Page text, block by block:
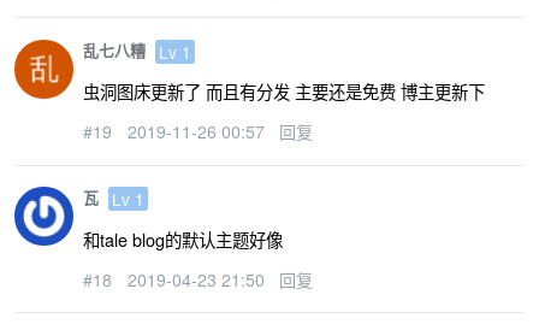
乱七八糟 Lv 1
虫洞图床更新了 而且有分发 主要还是免费 博主更新下
#19 2019-11-26 00:57 回复
瓦 Lv 1
和tale blog的默认主题好像
#18 2019-04-23 21:50 回复